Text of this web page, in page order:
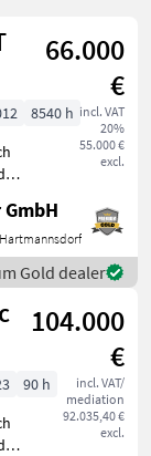
66.000
€
incl. VAT
20%
55.000 €
excl.
8540 h
Gold dealer
104.000
€
incl. VAT/
mediation
92.035,40 €
excl.
90 h